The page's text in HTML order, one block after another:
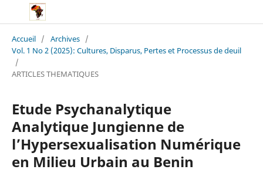
Accueil / Archives /
Vol. 1 No 2 (2025): Cultures, Disparus, Pertes et Processus de deuil
/
ARTICLES THEMATIQUES
Etude Psychanalytique
Analytique Jungienne de
l’Hypersexualisation Numérique
en Milieu Urbain au Benin